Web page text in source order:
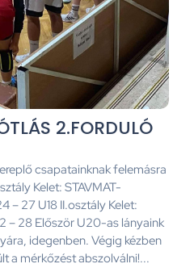
2.FORDULÓ
csapatainknak felemásra
Kelet: STAVMAT-
– 27 U18 II.osztály Kelet:
– 28 Először U20-as lányaink
idegenben. Végig kézben
a mérkőzést abszolválni!...